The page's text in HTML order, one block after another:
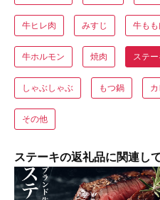
牛ヒレ肉 みすじ 牛もも
牛ホルモン 焼肉 ステー
しゃぶしゃぶ もつ鍋
その他
ステーキの返礼品に関連し